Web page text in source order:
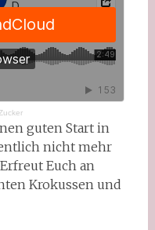
guten Start in
nicht mehr
Euch an
Krokussen und